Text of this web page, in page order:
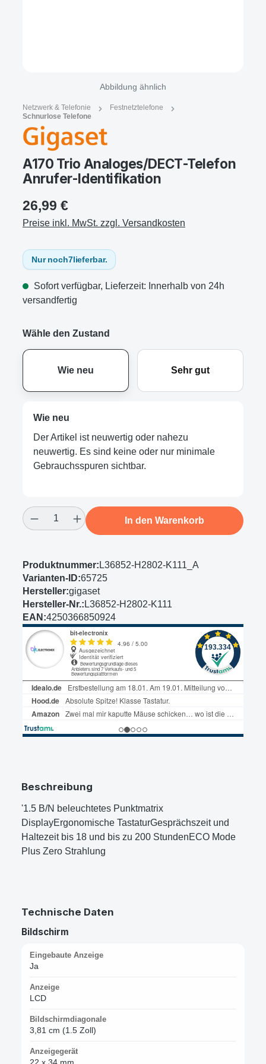
Abbildung ähnlich
Netzwerk & Telefonie
Festnetztelefone
Schnurlose Telefone
A170 Trio Analoges/DECT-Telefon
Anrufer-Identifikation
26,99 €
Preise inkl. MwSt. zzgl. Versandkosten
Nur noch7lieferbar.
Sofort verfügbar, Lieferzeit: Innerhalb von 24h
versandfertig
Wähle den Zustand
Wie neu Sehr gut
Wie neu
Der Artikel ist neuwertig oder nahezu
neuwertig. Es sind keine oder nur minimale
Gebrauchsspuren sichtbar.
Produkt Anzahl: Gib den gewünschten
In den Warenkorb
Produktnummer: L36852-H2802-K111_A
Varianten-ID:65725
Hersteller:gigaset
Hersteller-Nr.: L36852-H2802-K111
EAN:4250366850924
Beschreibung
'1.5 B/N beleuchtetes Punktmatrix
DisplayErgonomische TastaturGesprächszeit und
Haltezeit bis 18 und bis zu 200 StundenECO Mode
Plus Zero Strahlung
Technische Daten
Bildschirm
Eingebaute Anzeige
Ja
Anzeige
LCD
Bildschirmdiagonale
3,81 cm (1.5 Zoll)
Anzeigegerät